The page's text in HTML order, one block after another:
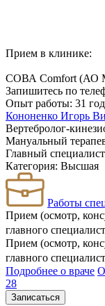
Прием в клинике:
СОВА Comfort (АО
Запишитесь по
Опыт работы: 31 год
Кононенко Игорь
Вертебролог-
Мануальный
Главный специалист
Категория: Высшая
Работы
Прием (осмотр,
главного
Прием (осмотр,
главного
Подробнее о враче
28
Записаться